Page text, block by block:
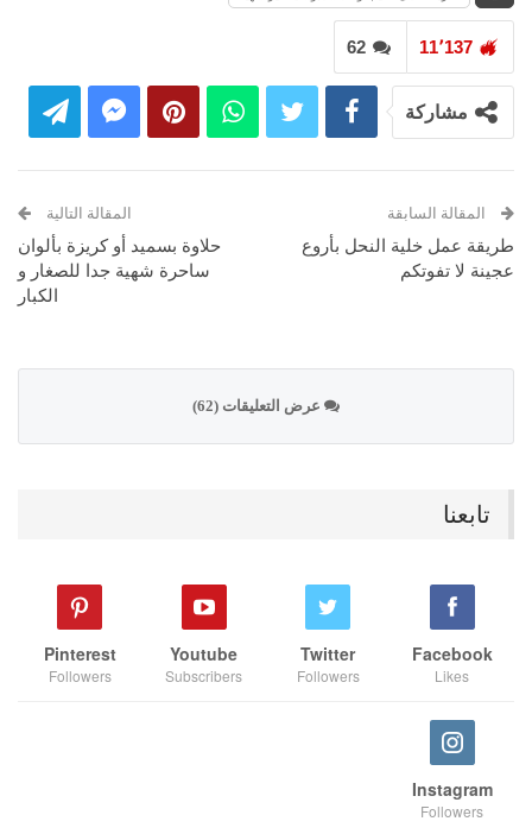
62 11٬137
مشاركة
المقالة السابقة
طريقة عمل خلية النحل بأروع
عجينة لا تفوتكم
المقالة التالية
حلاوة بسميد أو كريزة بألوان
ساحرة شهية جدا للصغار و
الكبار
عرض التعليقات (62)
تابعنا
Facebook
Likes
Twitter
Followers
Youtube
Subscribers
Pinterest
Followers
Instagram
Followers